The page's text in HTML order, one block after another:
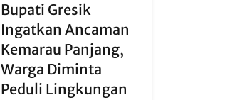
Bupati Gresik
Ingatkan Ancaman
Kemarau Panjang,
Warga Diminta
Peduli Lingkungan